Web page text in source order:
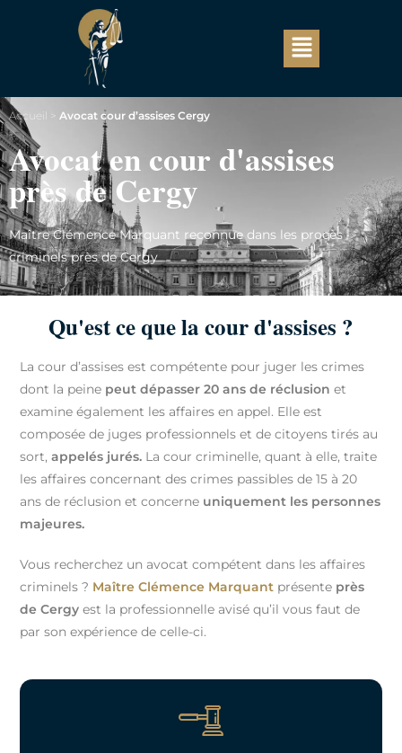
Accueil > Avocat cour d’assises Cergy
Avocat en cour d'assises
près de Cergy
Maître Clémence Marquant reconnue dans les procès
criminels près de Cergy
Qu'est ce que la cour d'assises ?
La cour d’assises est compétente pour juger les crimes
dont la peine peut dépasser 20 ans de réclusion et
examine également les affaires en appel. Elle est
composée de juges professionnels et de citoyens tirés au
sort,appelés jurés. La cour criminelle, quant à elle, traite
les affaires concernant des crimes passibles de 15 à 20
ans de réclusion et concerne uniquement les personnes
majeures.
Vous recherchez un avocat compétent dans les affaires
criminels ? Maître Clémence Marquant présente près
de Cergyest la professionnelle avisé qu’il vous faut de
par son expérience de celle-ci.